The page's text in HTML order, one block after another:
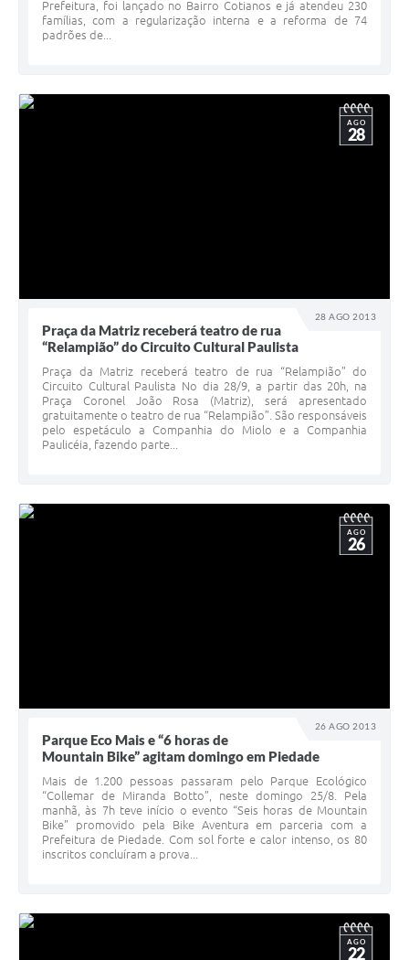
Prefeitura, foi lançado no Bairro Cotianos e já atendeu 230
famílias, com a regularização interna e a reforma de 74
padrões de...
28 AGO 2013
AGO
28
Praça da Matriz receberá teatro de rua
“Relampião” do Circuito Cultural Paulista
Praça da Matriz receberá teatro de rua “Relampião” do
Circuito Cultural Paulista No dia 28/9, a partir das 20h, na
Praça Coronel João Rosa (Matriz), será apresentado
gratuitamente o teatro de rua “Relampião”. São responsáveis
pelo espetáculo a Companhia do Miolo e a Companhia
Paulicéia, fazendo parte...
26 AGO 2013
AGO
26
Parque Eco Mais e “6 horas de
Mountain Bike” agitam domingo em Piedade
Mais de 1.200 pessoas passaram pelo Parque Ecológico
“Collemar de Miranda Botto”, neste domingo 25/8. Pela
manhã, às 7h teve início o evento “Seis horas de Mountain
Bike" promovido pela Bike Aventura em parceria com a
Prefeitura de Piedade. Com sol forte e calor intenso, os 80
inscritos concluíram a prova...
AGO
22